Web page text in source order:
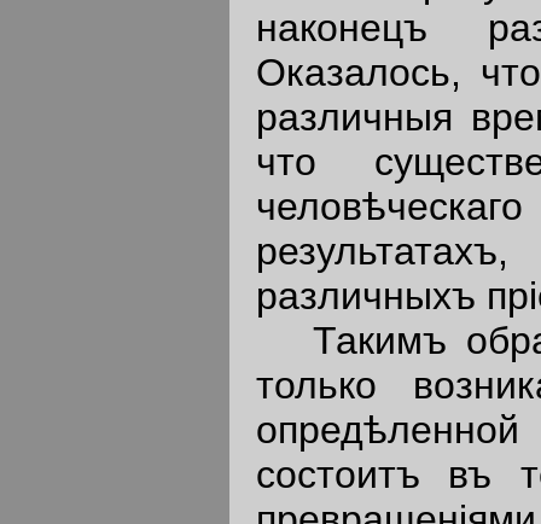
наконецъ
Оказалось,
различныя
что
различныхъ
Такимъ
только
состоитъ въ